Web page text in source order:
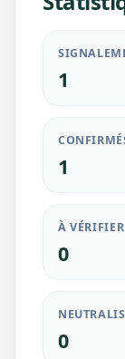
1
1
À VÉRIFIER
0
0